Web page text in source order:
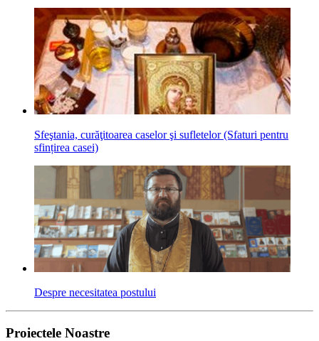
Sfeştania, curăţitoarea caselor şi sufletelor (Sfaturi pentru
sfințirea casei)
Despre necesitatea postului
Proiectele Noastre